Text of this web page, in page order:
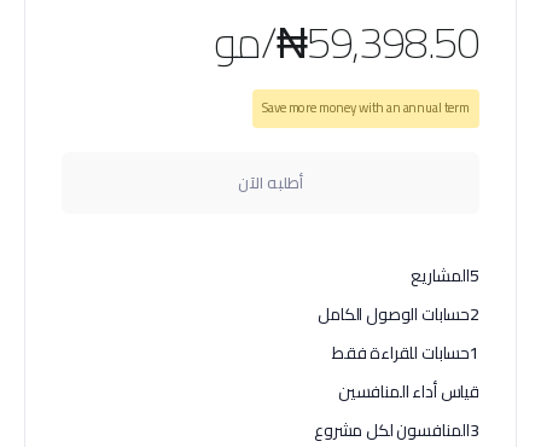
₦59,398.50/مو
Save more money with an annual term
أطلبه الآن
5المشاريع
2حسابات الوصول الكامل
1حسابات للقراءة فقط
قياس أداء المنافسين
3المنافسون لكل مشروع